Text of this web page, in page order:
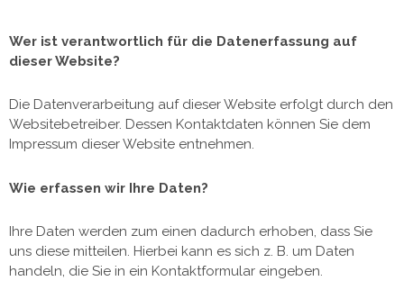
Wer ist verantwortlich für die Datenerfassung auf
dieser Website?
Die Datenverarbeitung auf dieser Website erfolgt durch den
Websitebetreiber. Dessen Kontaktdaten können Sie dem
Impressum dieser Website entnehmen.
Wie erfassen wir Ihre Daten?
Ihre Daten werden zum einen dadurch erhoben, dass Sie
uns diese mitteilen. Hierbei kann es sich z. B. um Daten
handeln, die Sie in ein Kontaktformular eingeben.